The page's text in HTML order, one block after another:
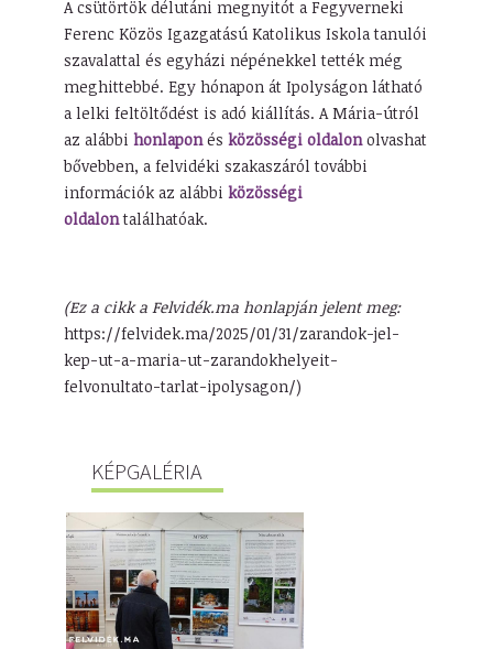
A csütörtök délutáni megnyitót a Fegyverneki
Ferenc Közös Igazgatású Katolikus Iskola tanulói
szavalattal és egyházi népénekkel tették még
meghittebbé. Egy hónapon át Ipolyságon látható
a lelki feltöltődést is adó kiállítás. A Mária-útról
az alábbi honlapon és közösségi oldalon olvashat
bővebben, a felvidéki szakaszáról további
információk az alábbi közösségi
oldalon találhatóak.
(Ez a cikk a Felvidék.ma honlapján jelent meg:
https://felvidek.ma/2025/01/31/zarandok-jel-
kep-ut-a-maria-ut-zarandokhelyeit-
felvonultato-tarlat-ipolysagon/)
KÉPGALÉRIA